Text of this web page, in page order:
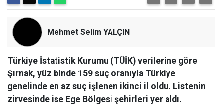
Mehmet Selim YALÇIN
Türkiye İstatistik Kurumu (TÜİK) verilerine göre
Şırnak, yüz binde 159 suç oranıyla Türkiye
genelinde en az suç işlenen ikinci il oldu. Listenin
zirvesinde ise Ege Bölgesi şehirleri yer aldı.